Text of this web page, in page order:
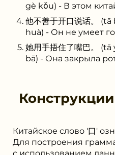
gè kǒu) - В этом
他不善于开口说话。
huà) - Он не умеет
她用手捂住了嘴巴。
bā) - Она закрыла
Конструкции
Китайское слово '口'
Для построения